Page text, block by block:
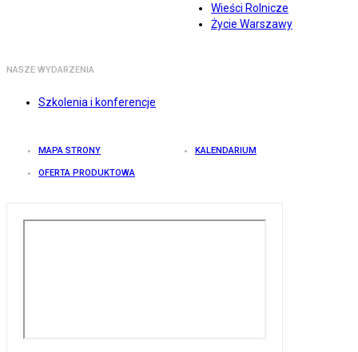
Wieści Rolnicze
Życie Warszawy
NASZE WYDARZENIA
Szkolenia i konferencje
MAPA STRONY KALENDARIUM
OFERTA PRODUKTOWA